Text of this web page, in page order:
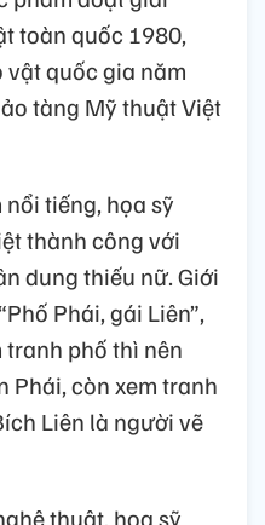
toàn quốc 1980,
quốc gia năm
tàng Mỹ thuật Việt
tiếng, họa sỹ
thành công với
dung thiếu nữ. Giới
Phái, gái Liên”,
tranh phố thì nên
Phái, còn xem tranh
Liên là người vẽ
thuật, họa sỹ